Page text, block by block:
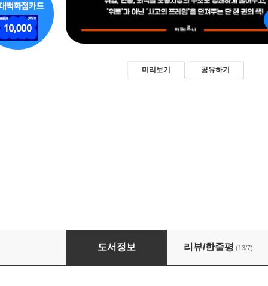
미리보기 공유하기
일은 어떻게 만들어지는가
도서정보 리뷰/한줄평 (13/7)